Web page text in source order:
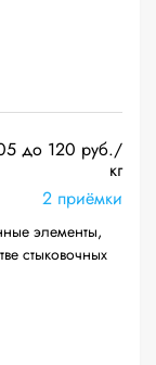
до 120 руб./
кг
2 приёмки
элементы,
стыковочных